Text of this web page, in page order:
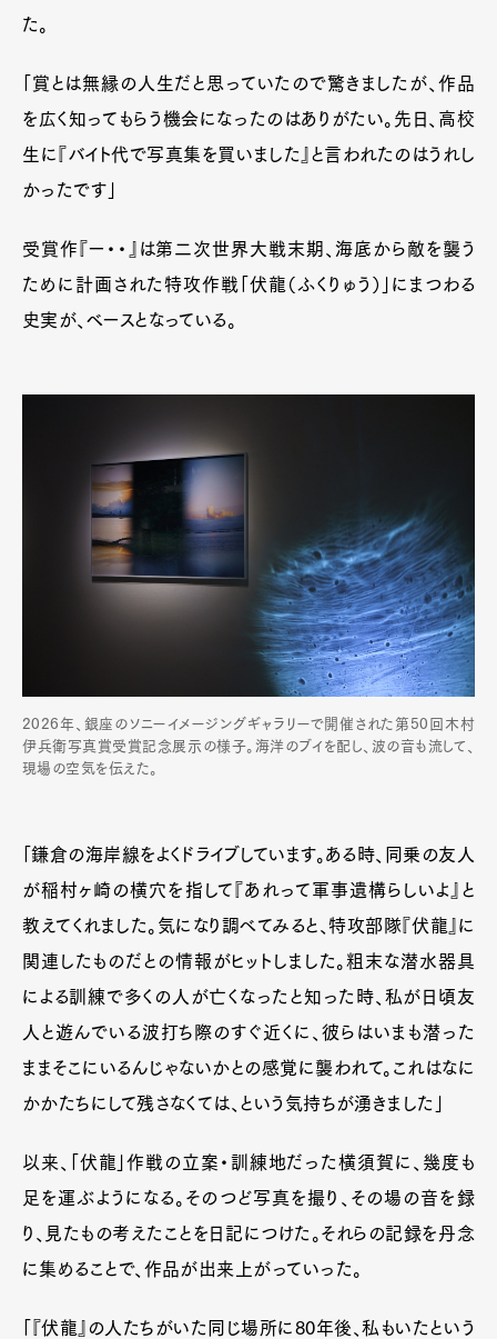
た。
「賞とは無縁の人生だと思っていたので驚きましたが、作品
を広く知ってもらう機会になったのはありがたい。先日、高校
生に『バイト代で写真集を買いました』と言われたのはうれし
かったです」
受賞作『ー・・』は第二次世界大戦末期、海底から敵を襲う
ために計画された特攻作戦「伏龍（ふくりゅう）」にまつわる
史実が、ベースとなっている。
2026年、銀座のソニーイメージングギャラリーで開催された第50回木村
伊兵衛写真賞受賞記念展示の様子。海洋のブイを配し、波の音も流して、
現場の空気を伝えた。
「鎌倉の海岸線をよくドライブしています。ある時、同乗の友人
が稲村ヶ崎の横穴を指して『あれって軍事遺構らしいよ』と
教えてくれました。気になり調べてみると、特攻部隊『伏龍』に
関連したものだとの情報がヒットしました。粗末な潜水器具
による訓練で多くの人が亡くなったと知った時、私が日頃友
人と遊んでいる波打ち際のすぐ近くに、彼らはいまも潜った
ままそこにいるんじゃないかとの感覚に襲われて。これはなに
かかたちにして残さなくては、という気持ちが湧きました」
以来、「伏龍」作戦の立案・訓練地だった横須賀に、幾度も
足を運ぶようになる。そのつど写真を撮り、その場の音を録
り、見たもの考えたことを日記につけた。それらの記録を丹念
に集めることで、作品が出来上がっていった。
「『伏龍』の人たちがいた同じ場所に80年後、私もいたという